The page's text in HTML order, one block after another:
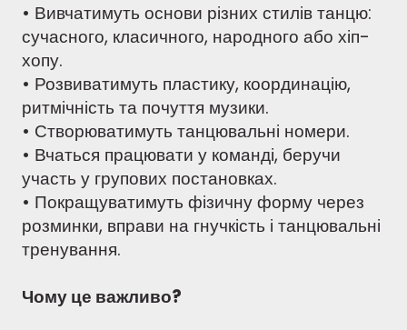
• Вивчатимуть основи різних стилів танцю:
сучасного, класичного, народного або хіп-
хопу.
• Розвиватимуть пластику, координацію,
ритмічність та почуття музики.
• Створюватимуть танцювальні номери.
• Вчаться працювати у команді, беручи
участь у групових постановках.
• Покращуватимуть фізичну форму через
розминки, вправи на гнучкість і танцювальні
тренування.
Чому це важливо?